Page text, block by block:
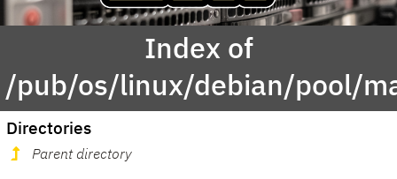
Index of
/pub/os/linux/debian/pool/
Directories
Parent directory